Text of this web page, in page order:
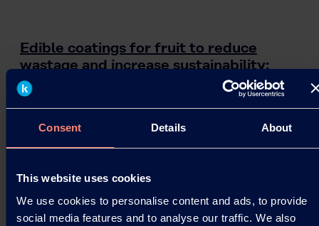
Consent Details About
This website uses cookies
We use cookies to personalise content and ads, to provide
social media features and to analyse our traffic. We also
Edible coatings for fruit to reduce
wastage and increase sustainability:
Liquidseal keeps fruit fresh for twice as
long – with the help of Kuraray Poval.
Environmentally friendly coatings from Liquidseal